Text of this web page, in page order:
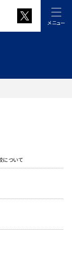
メニュー
について